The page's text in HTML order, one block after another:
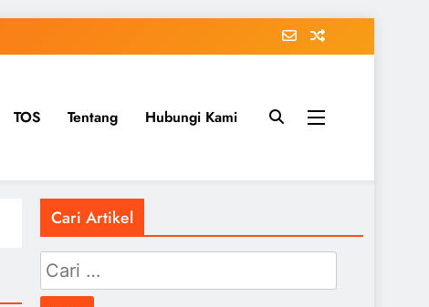
TOS Tentang Hubungi Kami
Cari Artikel
Cari
untuk: